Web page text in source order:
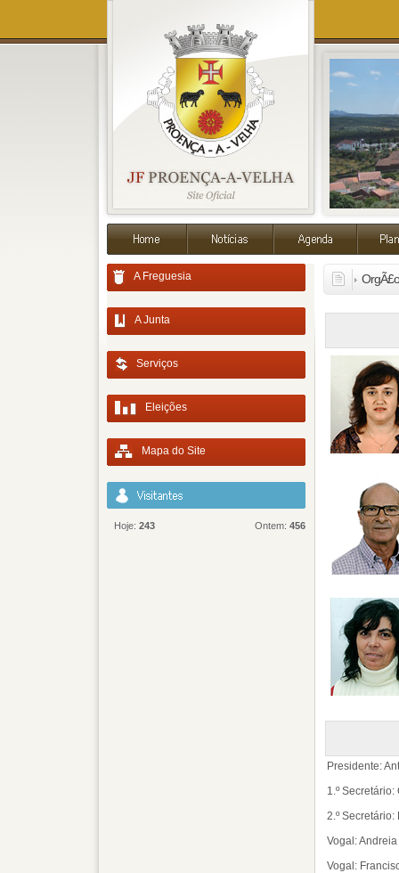
A Freguesia
A Junta
Serviços
Eleições
Mapa do Site
Hoje: 243 Ontem: 456
Presidente:
1.º
2.º
Vogal:
Vogal: